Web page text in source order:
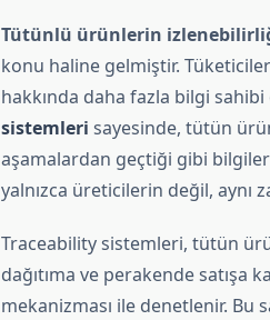
Tütünlü ürünlerin
konu haline gelmiştir.
hakkında daha fazla bilgi
sistemleri sayesinde, tütün
aşamalardan geçtiği gibi
yalnızca üreticilerin değil, aynı
Traceability sistemleri, tütün
dağıtıma ve perakende
mekanizması ile denetlenir. Bu